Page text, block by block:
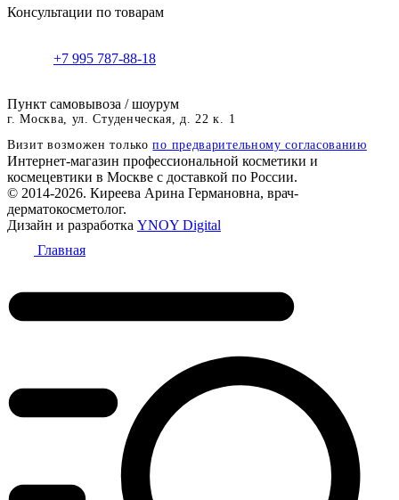
Консультации по товарам
+7 995 787-88-18
Пункт самовывоза / шоурум
г. Москва, ул. Студенческая, д. 22 к. 1
Визит возможен толькопо предварительному согласованию
Интернет-магазин профессиональной косметики и
космецевтики в Москве с доставкой по России.
© 2014-2026. Киреева Арина Германовна, врач-
дерматокосметолог.
Дизайн и разработка YNOY Digital
Главная